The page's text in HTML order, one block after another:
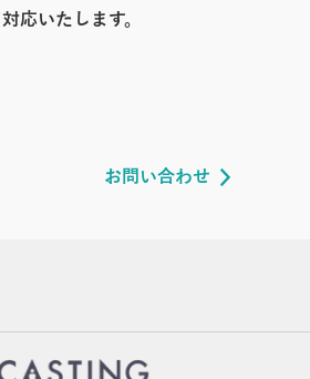
応いたします。
お問い合わせ